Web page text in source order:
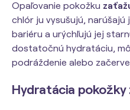
Opaľovanie pokožku
chlór ju vysušujú,
bariéru a urýchľujú jej
dostatočnú hydratáciu,
podráždenie alebo
Hydratácia pokožky